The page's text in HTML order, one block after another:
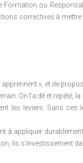
ou
correctives à
», et de
On l’a dit et répété,
les leviers. Sans ces
à appliquer
ils s’investissement